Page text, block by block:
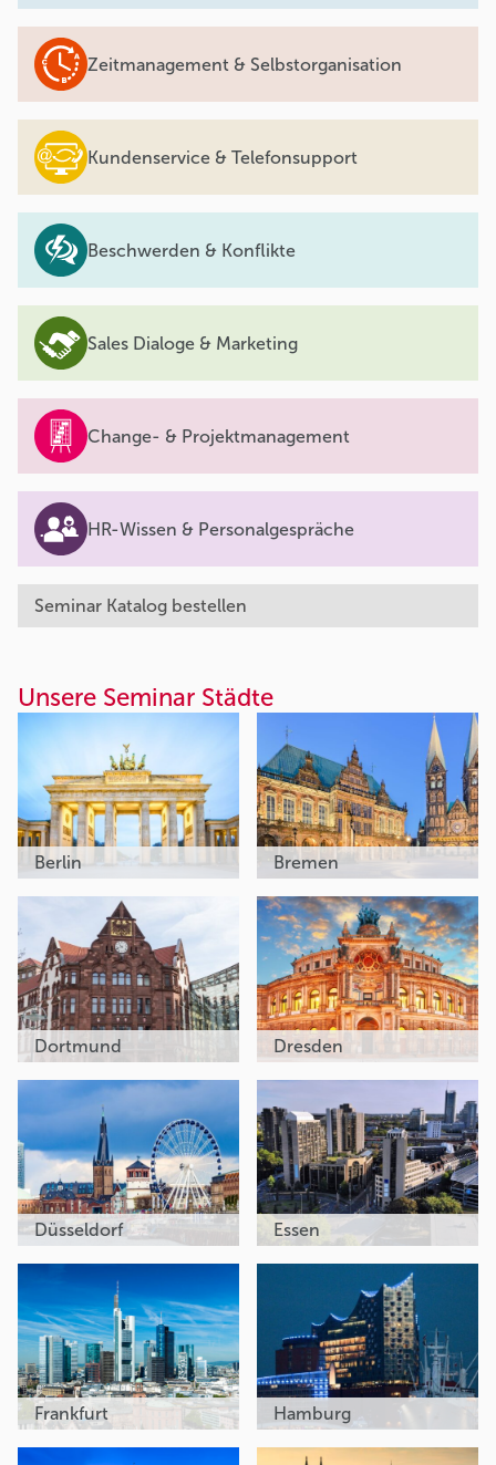
Zeitmanagement & Selbstorganisation
Kundenservice & Telefonsupport
Beschwerden & Konflikte
Sales Dialoge & Marketing
Change- & Projektmanagement
HR-Wissen & Personalgespräche
Seminar Katalog bestellen
Unsere Seminar Städte
Berlin Bremen
Dortmund Dresden
Düsseldorf Essen
Frankfurt Hamburg